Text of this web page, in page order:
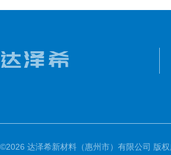
©2026 达泽希新材料（惠州市）有限公司 版